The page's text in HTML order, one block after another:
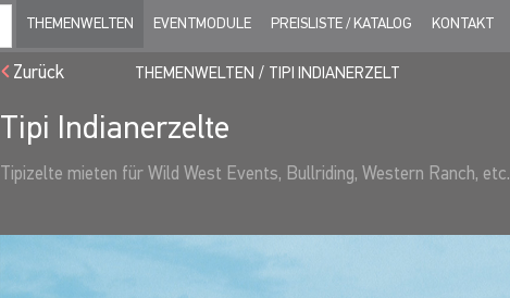
THEMENWELTEN EVENTMODULE PREISLISTE / KATALOG KONTAKT
Zurück THEMENWELTEN TIPI INDIANERZELT
Tipi Indianerzelte
Tipizelte mieten für Wild West Events, Bullriding, Western Ranch, etc.